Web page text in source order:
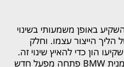
באופן משמעותי בשינוי
הייצור עצמו. וחלק
הון כדי להאיץ שינוי זה.
למשל, יצרנית הרכב הגרמנית BMW פתחה מפעל חדש